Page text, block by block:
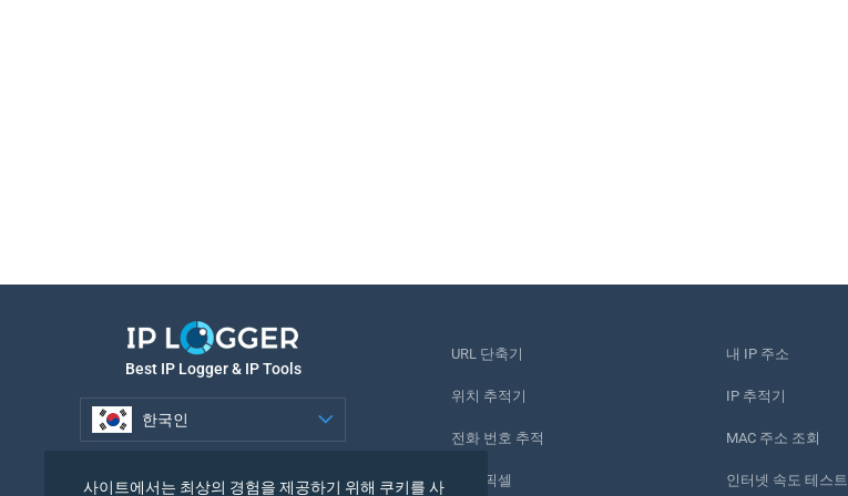
Best IP Logger & IP Tools
한국인
URL 단축기
위치 추적기
전화 번호 추적
추적 픽셀
내 IP 주소
IP 추적기
MAC 주소 조회
인터넷 속도 테스트
사이트에서는 최상의 경험을 제공하기 위해 쿠키를 사